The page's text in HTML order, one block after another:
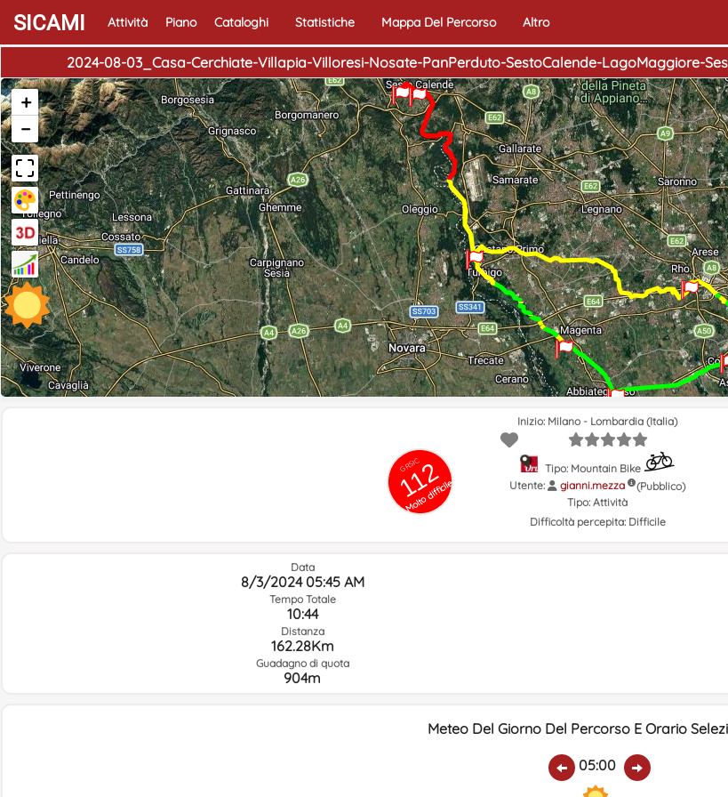
SICAMI Attività Piano Cataloghi Statistiche Mappa Del Percorso Altro
2024-08-03_Casa-Cerchiate-Villapia-Villoresi-Nosate-PanPerduto-SestoCalende-LagoMaggiore-
+
−
GRSIC
112
Molto difficile
Inizio: Milano - Lombardia (Italia)
Tipo: Mountain Bike
Utente:
gianni.mezza
(Pubblico)
Tipo: Attività
Difficoltà percepita: Difficile
Data
8/3/2024 05:45 AM
Tempo Totale
10:44
Distanza
162.28Km
Guadagno di quota
904m
Meteo Del Giorno Del Percorso E Orario
05:00